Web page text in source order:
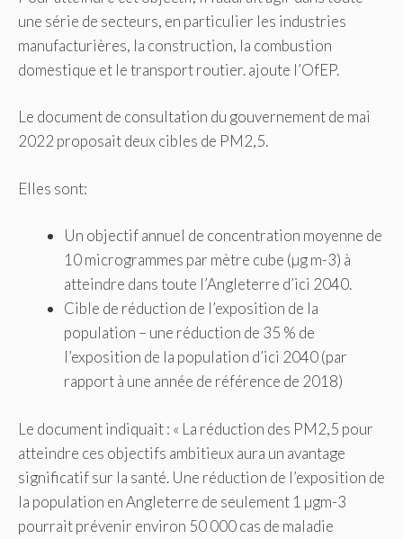
une série de secteurs, en particulier les industries
manufacturières, la construction, la combustion
domestique et le transport routier. ajoute l’OfEP.
Le document de consultation du gouvernement de mai
2022 proposait deux cibles de PM2,5.
Elles sont:
Un objectif annuel de concentration moyenne de
10 microgrammes par mètre cube (µg m-3) à
atteindre dans toute l’Angleterre d’ici 2040.
Cible de réduction de l’exposition de la
population – une réduction de 35 % de
l’exposition de la population d’ici 2040 (par
rapport à une année de référence de 2018)
Le document indiquait : « La réduction des PM2,5 pour
atteindre ces objectifs ambitieux aura un avantage
significatif sur la santé. Une réduction de l’exposition de
la population en Angleterre de seulement 1 µgm-3
pourrait prévenir environ 50 000 cas de maladie